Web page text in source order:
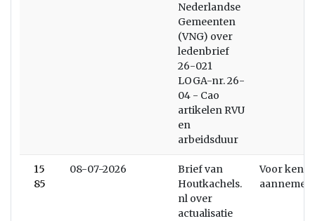
Nederlandse
Gemeenten
(VNG) over
ledenbrief
26-021
LOGA-nr. 26-
04 - Cao
artikelen RVU
en
arbeidsduur
15
85
08-07-2026
Brief van
Houtkachels.
nl over
actualisatie
Voor
aannemen